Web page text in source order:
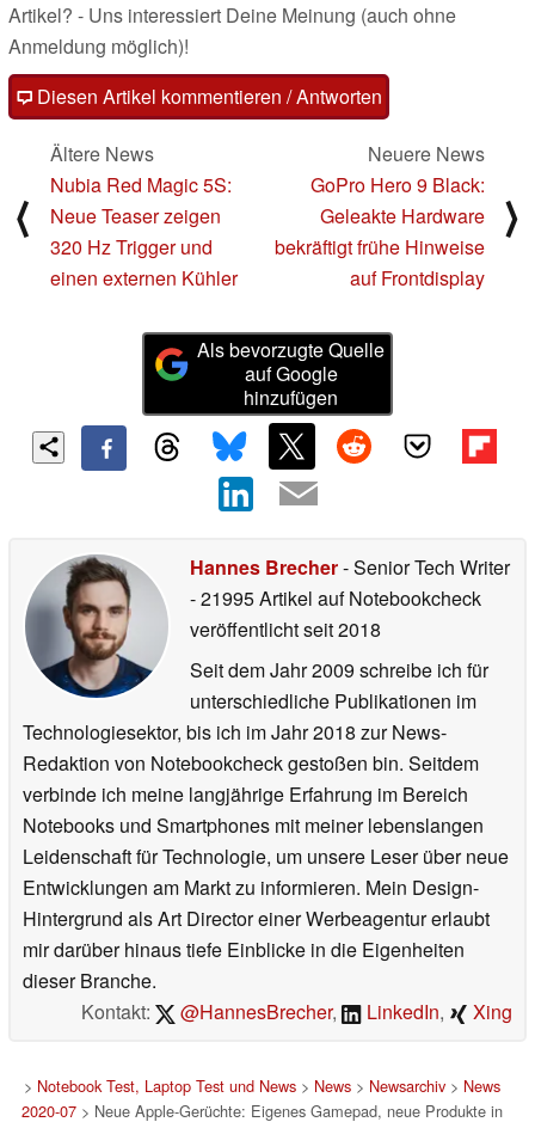
Artikel? - Uns interessiert Deine Meinung (auch ohne
Anmeldung möglich)!
Diesen Artikel kommentieren / Antworten
⟨
Ältere News
Nubia Red Magic 5S:
Neue Teaser zeigen
320 Hz Trigger und
einen externen Kühler
Neuere News
GoPro Hero 9 Black:
Geleakte Hardware
bekräftigt frühe Hinweise
auf Frontdisplay
⟩
Als bevorzugte Quelle
auf Google
hinzufügen
Hannes Brecher- Senior Tech Writer
- 21995 Artikel auf Notebookcheck
veröffentlichtseit 2018
Seit dem Jahr 2009 schreibe ich für
unterschiedliche Publikationen im
Technologiesektor, bis ich im Jahr 2018 zur News-
Redaktion von Notebookcheck gestoßen bin. Seitdem
verbinde ich meine langjährige Erfahrung im Bereich
Notebooks und Smartphones mit meiner lebenslangen
Leidenschaft für Technologie, um unsere Leser über neue
Entwicklungen am Markt zu informieren. Mein Design-
Hintergrund als Art Director einer Werbeagentur erlaubt
mir darüber hinaus tiefe Einblicke in die Eigenheiten
dieser Branche.
Kontakt:
@HannesBrecher, LinkedIn, Xing
> Notebook Test, Laptop Test und News> News> Newsarchiv> News
2020-07> Neue Apple-Gerüchte: Eigenes Gamepad, neue Produkte in